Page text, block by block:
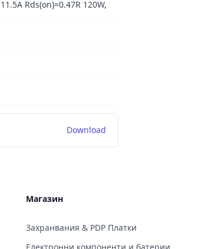
Rds(on)=0.47R 120W,
Download
Магазин
Захранвания & PDP Платки